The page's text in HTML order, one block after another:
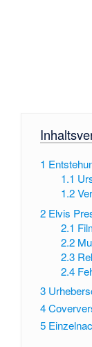
1
1.1
1.2
2 Elvis
2.1
2.2
2.3
2.4
3
4
5